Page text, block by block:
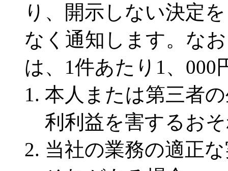
り、開示しない決定
なく通知します。な
は、1件あたり1、
本人または第三者
利利益を害するお
当社の業務の適正